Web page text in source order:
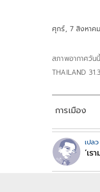
ศุกร์, 7 สิงหาค
สภาพอากาศวันนี้
THAILAND
การเมือง
เปล
‘เร